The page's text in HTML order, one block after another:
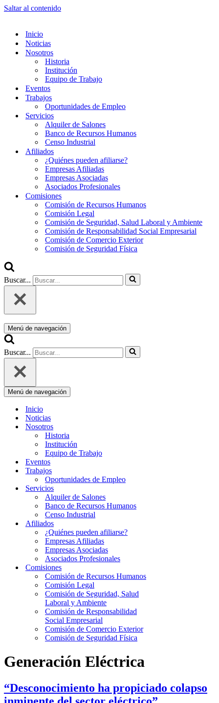
Saltar al contenido
Inicio
Noticias
Nosotros
Historia
Institución
Equipo de Trabajo
Eventos
Trabajos
Oportunidades de Empleo
Servicios
Alquiler de Salones
Banco de Recursos Humanos
Censo Industrial
Afiliados
¿Quiénes pueden afiliarse?
Empresas Afiliadas
Empresas Asociadas
Asociados Profesionales
Comisiones
Comisión de Recursos Humanos
Comisión Legal
Comisión de Seguridad, Salud Laboral y Ambiente
Comisión de Responsabilidad Social Empresarial
Comisión de Comercio Exterior
Comisión de Seguridad Física
Buscar...
Menú de navegación
Buscar...
Menú de navegación
Inicio
Noticias
Nosotros
Historia
Institución
Equipo de Trabajo
Eventos
Trabajos
Oportunidades de Empleo
Servicios
Alquiler de Salones
Banco de Recursos Humanos
Censo Industrial
Afiliados
¿Quiénes pueden afiliarse?
Empresas Afiliadas
Empresas Asociadas
Asociados Profesionales
Comisiones
Comisión de Recursos Humanos
Comisión Legal
Comisión de Seguridad, Salud
Laboral y Ambiente
Comisión de Responsabilidad
Social Empresarial
Comisión de Comercio Exterior
Comisión de Seguridad Física
Generación Eléctrica
“Desconocimiento ha propiciado colapso